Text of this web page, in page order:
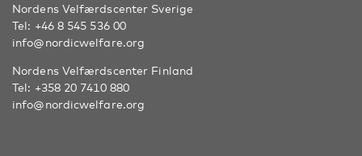
Nordens Velfærdscenter Sverige
Tel: +46 8 545 536 00
info@nordicwelfare.org
Nordens Velfærdscenter Finland
Tel: +358 20 7410 880
info@nordicwelfare.org